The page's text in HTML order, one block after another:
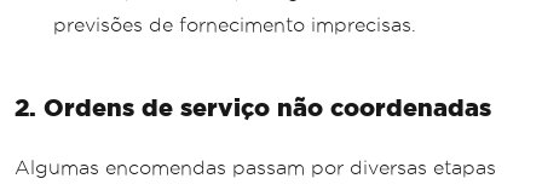
previsões de fornecimento imprecisas.
2. Ordens de serviço não coordenadas
Algumas encomendas passam por diversas etapas